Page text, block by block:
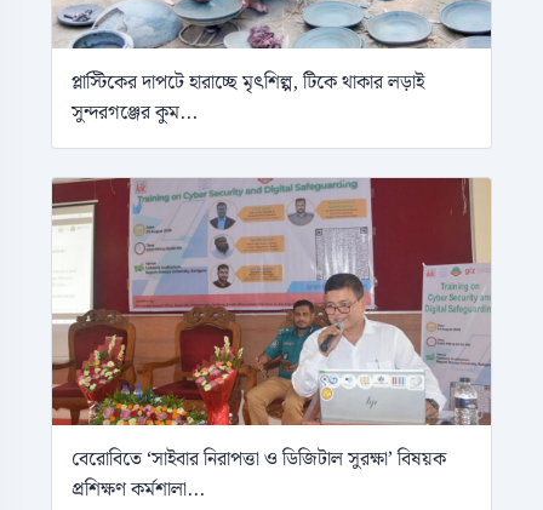
প্লাস্টিকের দাপটে হারাচ্ছে মৃৎশিল্প, টিকে থাকার লড়াই
সুন্দরগঞ্জের কুম...
বেরোবিতে ‘সাইবার নিরাপত্তা ও ডিজিটাল সুরক্ষা’ বিষয়ক
প্রশিক্ষণ কর্মশালা...